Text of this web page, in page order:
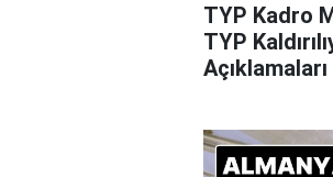
TYP Kadro
TYP
Açıklamaları